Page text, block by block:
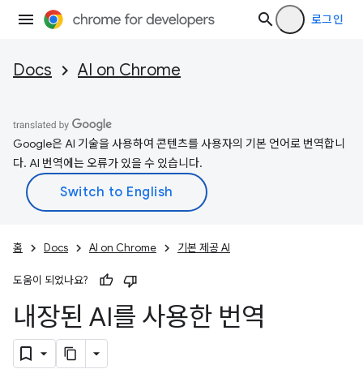
로그인
Docs AI on Chrome
Google은 AI 기술을 사용하여 콘텐츠를 사용자의 기본 언어로 번역합니
다. AI 번역에는 오류가 있을 수 있습니다.
홈 Docs AI on Chrome 기본 제공 AI
도움이 되었나요?
내장된 AI를 사용한 번역